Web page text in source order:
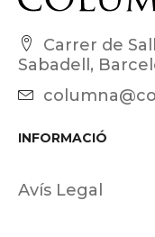
Carrer de
Sabadell,
INFORMACIÓ
Avís Legal